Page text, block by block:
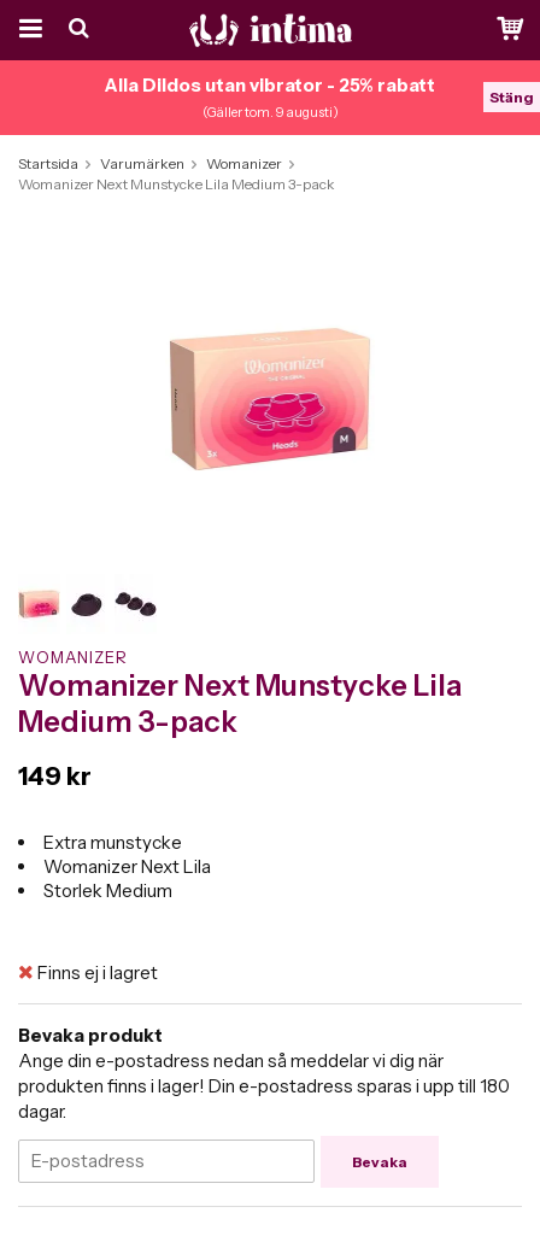
Alla Dildos utan vibrator - 25% rabatt
(Gäller tom. 9 augusti)
Stäng
Startsida Varumärken
Womanizer
Womanizer Next Munstycke Lila Medium 3-pack
WOMANIZER
Womanizer Next Munstycke Lila
Medium 3-pack
149 kr
Extra munstycke
Womanizer Next Lila
Storlek Medium
Finns ej i lagret
Bevaka produkt
Ange din e-postadress nedan så meddelar vi dig när
produkten finns i lager! Din e-postadress sparas i upp till 180
dagar.
Bevaka